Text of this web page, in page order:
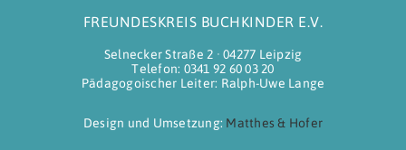
FREUNDESKREIS BUCHKINDER E.V.
Selnecker Straße 2 ∙ 04277 Leipzig
Telefon: 0341 92 60 03 20
Pädagogoischer Leiter: Ralph-Uwe Lange
Design und Umsetzung: Matthes & Hofer